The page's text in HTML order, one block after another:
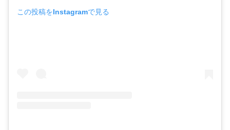
この投稿をInstagramで見る